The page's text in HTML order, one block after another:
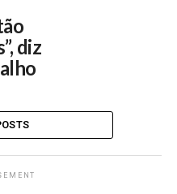
diz